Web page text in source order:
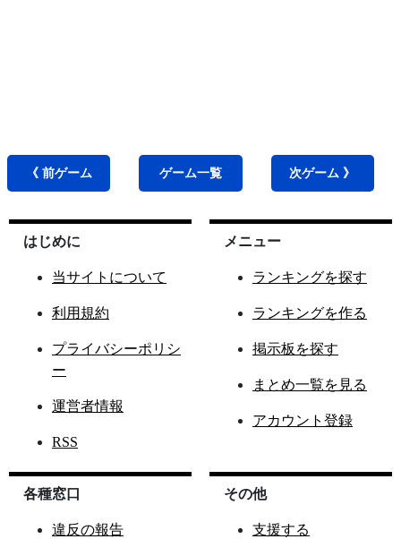
《 前ゲーム ゲーム一覧 次ゲーム 》
はじめに
当サイトについて
利用規約
プライバシーポリシ
ー
運営者情報
RSS
メニュー
ランキングを探す
ランキングを作る
掲示板を探す
まとめ一覧を見る
アカウント登録
各種窓口
違反の報告
その他
支援する